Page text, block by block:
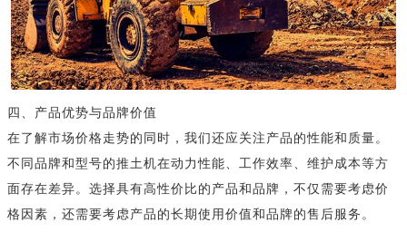
四、产品优势与品牌价值
在了解市场价格走势的同时，我们还应关注产品的性能和质量。
不同品牌和型号的推土机在动力性能、工作效率、维护成本等方
面存在差异。选择具有高性价比的产品和品牌，不仅需要考虑价
格因素，还需要考虑产品的长期使用价值和品牌的售后服务。